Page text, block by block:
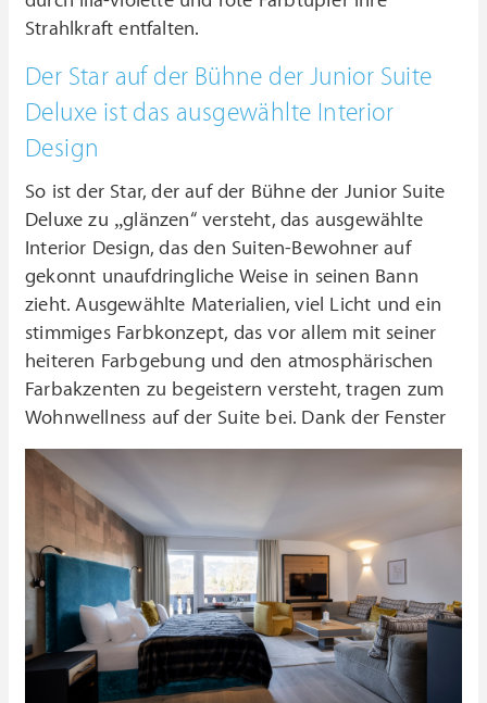
Strahlkraft entfalten.
Der Star auf der Bühne der Junior Suite
Deluxe ist das ausgewählte Interior
Design
So ist der Star, der auf der Bühne der Junior Suite
Deluxe zu „glänzen“ versteht, das ausgewählte
Interior Design, das den Suiten-Bewohner auf
gekonnt unaufdringliche Weise in seinen Bann
zieht. Ausgewählte Materialien, viel Licht und ein
stimmiges Farbkonzept, das vor allem mit seiner
heiteren Farbgebung und den atmosphärischen
Farbakzenten zu begeistern versteht, tragen zum
Wohnwellness auf der Suite bei. Dank der Fenster